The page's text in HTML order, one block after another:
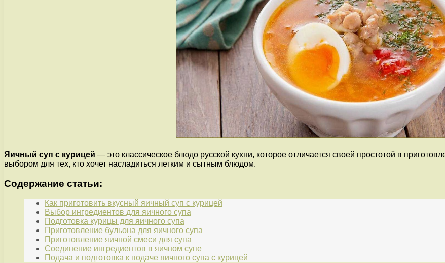
Яичный суп с курицей — это классическое блюдо русской кухни, которое отличается своей простотой в
выбором для тех, кто хочет насладиться легким и сытным блюдом.
Содержание статьи:
Как приготовить вкусный яичный суп с курицей
Выбор ингредиентов для яичного супа
Подготовка курицы для яичного супа
Приготовление бульона для яичного супа
Приготовление яичной смеси для супа
Соединение ингредиентов в яичном супе
Подача и подготовка к подаче яичного супа с курицей